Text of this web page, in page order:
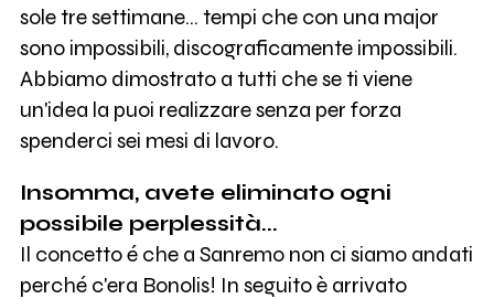
sole tre settimane... tempi che con una major
sono impossibili, discograficamente impossibili.
Abbiamo dimostrato a tutti che se ti viene
un'idea la puoi realizzare senza per forza
spenderci sei mesi di lavoro.
Insomma, avete eliminato ogni
possibile perplessità...
Il concetto é che a Sanremo non ci siamo andati
perché c'era Bonolis! In seguito è arrivato